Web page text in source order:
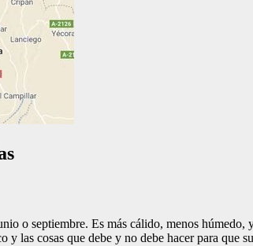
o septiembre. Es más cálido, menos
y las cosas que debe y no debe hacer para que